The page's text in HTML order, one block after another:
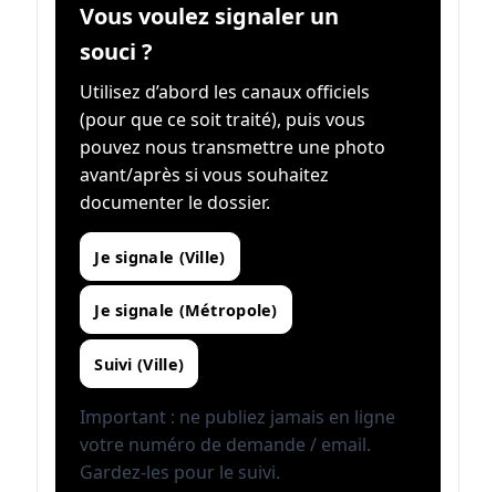
Vous voulez signaler un
souci ?
Utilisez d’abord les canaux officiels
(pour que ce soit traité), puis vous
pouvez nous transmettre une photo
avant/après si vous souhaitez
documenter le dossier.
Je signale (Ville)
Je signale (Métropole)
Suivi (Ville)
Important : ne publiez jamais en ligne
votre numéro de demande / email.
Gardez-les pour le suivi.